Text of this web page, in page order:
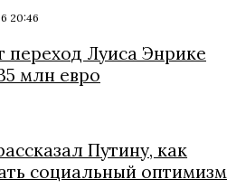
20:46
переход Луиса Энрике
млн евро
Путину, как
социальный оптимизм